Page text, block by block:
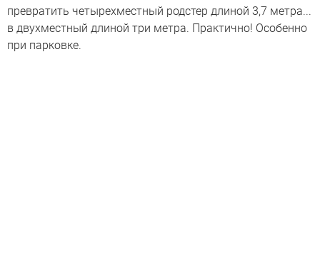
превратить четырехместный родстер длиной 3,7 метра...
в двухместный длиной три метра. Практично! Особенно
при парковке.